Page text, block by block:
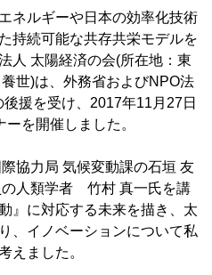
ネルギーや日本の効率化技術
持続可能な共存共栄モデルを
人 太陽経済の会(所在地：東
世)は、外務省およびNPO法
援を受け、2017年11月27日
を開催しました。
協力局 気候変動課の石垣 友
の人類学者 竹村 真一氏を講
』に対応する未来を描き、太
、イノベーションについて私
えました。